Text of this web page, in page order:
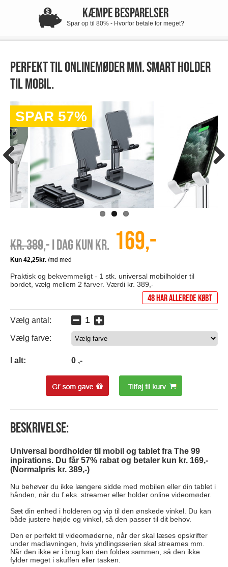
KÆMPE BESPARELSER
Spar op til 80% - Hvorfor betale for meget?
Perfekt til onlinemøder mm. Smart holder
til mobil.
SPAR 57%
Kr. 389,- I dag kun kr. 169,-
Praktisk og bekvemmeligt - 1 stk. universal mobilholder til
bordet, vælg mellem 2 farver. Værdi kr. 389,-
48 har allerede købt
Vælg antal:
Vælg farve:
I alt: 0 ,-
Beskrivelse:
Universal bordholder til mobil og tablet fra The 99
inpirations. Du får 57% rabat og betaler kun kr. 169,-
(Normalpris kr. 389,-)
Nu behøver du ikke længere sidde med mobilen eller din tablet i
hånden, når du f.eks. streamer eller holder online videomøder.
Sæt din enhed i holderen og vip til den ønskede vinkel. Du kan
både justere højde og vinkel, så den passer til dit behov.
Den er perfekt til videomøderne, når der skal læses opskrifter
under madlavningen, hvis yndlingsserien skal streames mm.
Når den ikke er i brug kan den foldes sammen, så den ikke
fylder meget i skuffen eller tasken.